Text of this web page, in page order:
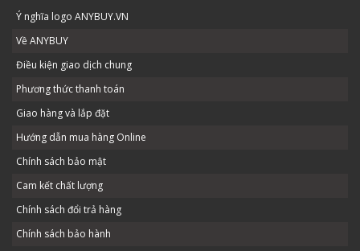
Ý nghĩa logo ANYBUY.VN
Về ANYBUY
Điều kiện giao dịch chung
Phương thức thanh toán
Giao hàng và lắp đặt
Hướng dẫn mua hàng Online
Chính sách bảo mật
Cam kết chất lượng
Chính sách đổi trả hàng
Chính sách bảo hành